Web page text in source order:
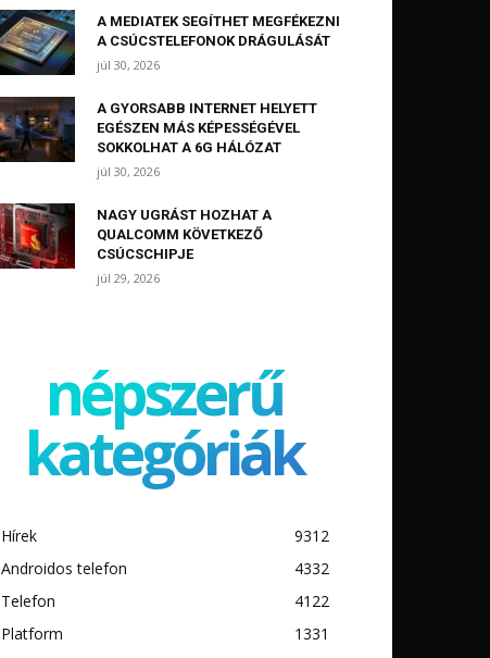
A MEDIATEK SEGÍTHET MEGFÉKEZNI
A CSÚCSTELEFONOK DRÁGULÁSÁT
júl 30, 2026
A GYORSABB INTERNET HELYETT
EGÉSZEN MÁS KÉPESSÉGÉVEL
SOKKOLHAT A 6G HÁLÓZAT
júl 30, 2026
NAGY UGRÁST HOZHAT A
QUALCOMM KÖVETKEZŐ
CSÚCSCHIPJE
júl 29, 2026
népszerű
kategóriák
Hírek
9312
Androidos telefon
4332
Telefon
4122
Platform
1331